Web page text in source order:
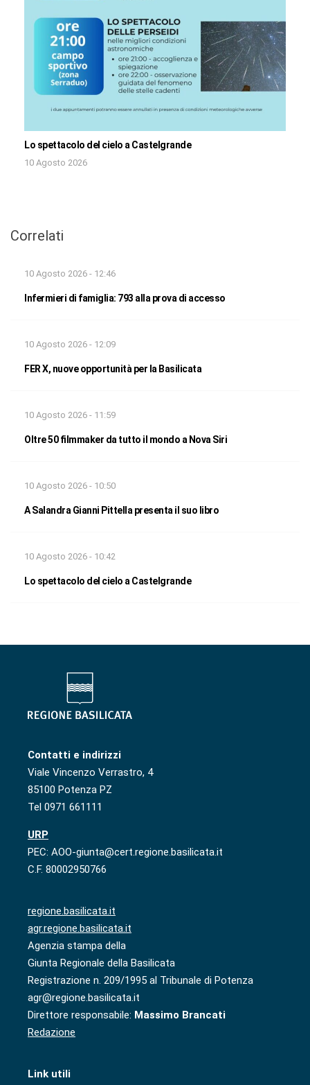
Lo spettacolo del cielo a Castelgrande
10 Agosto 2026
Correlati
10 Agosto 2026 - 12:46
Infermieri di famiglia: 793 alla prova di accesso
10 Agosto 2026 - 12:09
FER X, nuove opportunità per la Basilicata
10 Agosto 2026 - 11:59
Oltre 50 filmmaker da tutto il mondo a Nova Siri
10 Agosto 2026 - 10:50
A Salandra Gianni Pittella presenta il suo libro
10 Agosto 2026 - 10:42
Lo spettacolo del cielo a Castelgrande
Contatti e indirizzi
Viale Vincenzo Verrastro, 4
85100 Potenza PZ
Tel 0971 661111
URP
PEC: AOO-giunta@cert.regione.basilicata.it
C.F. 80002950766
regione.basilicata.it
agr.regione.basilicata.it
Agenzia stampa della
Giunta Regionale della Basilicata
Registrazione n. 209/1995 al Tribunale di Potenza
agr@regione.basilicata.it
Direttore responsabile: Massimo Brancati
Redazione
Link utili